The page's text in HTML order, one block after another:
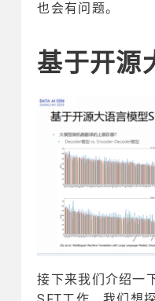
也会有问题。
基于开源
接下来我们介绍一